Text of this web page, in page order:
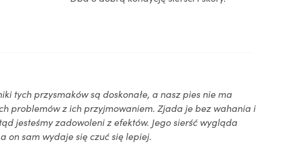
tych przysmaków są doskonałe, a nasz pies nie ma
problemów z ich przyjmowaniem. Zjada je bez wahania i
jesteśmy zadowoleni z efektów. Jego sierść wygląda
on sam wydaje się czuć się lepiej.